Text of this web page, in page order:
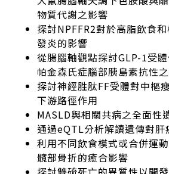
物質代謝之影響
探討NPFFR2對於高脂飲食
發炎的影響
從腸腦軸觀點探討GLP-1受
帕金森氏症腦部胰島素抗性
探討神經胜肽FF受體對中樞
下游路徑作用
MASLD與相關共病之全面性
通過eQTL分析解讀遺傳對
利用不同飲食模式或合併運
髖部骨折的癒合影響